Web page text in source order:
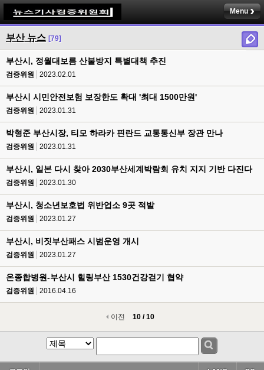
Menu
부산 뉴스 [79]
부산시, 정월대보름 산불방지 특별대책 추진
검증위원 2023.02.01
부산시 시민안전보험 보장한도 확대 '최대 1500만원'
검증위원 2023.01.31
박형준 부산시장, 티모 하라카 핀란드 교통통신부 장관 만나
검증위원 2023.01.31
부산시, 일본 다시 찾아 2030부산세계박람회 유치 지지 기반 다진다
검증위원 2023.01.30
부산시, 청소년보호법 위반업소 9곳 적발
검증위원 2023.01.27
부산시, 비짓부산패스 시범운영 개시
검증위원 2023.01.27
온종합병원-부산시 힐링부산 1530건강걷기 협약
검증위원 2016.04.16
이전 10 / 10